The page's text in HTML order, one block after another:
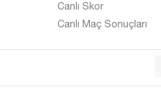
Canlı Skor
Canlı Maç Sonuçları